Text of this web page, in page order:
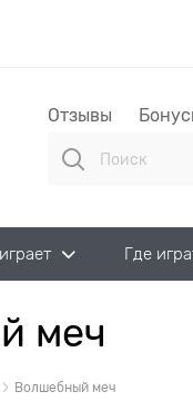
Отзывы
Где
меч
Волшебный меч